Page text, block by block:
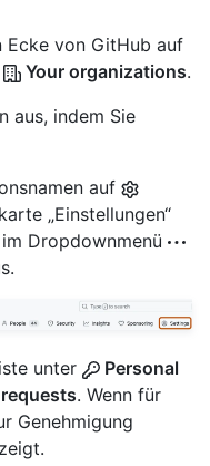
Ecke von GitHub auf
Your organizations.
aus, indem Sie
auf
„Einstellungen“
Dropdownmenü
unter
Personal
. Wenn für
Genehmigung